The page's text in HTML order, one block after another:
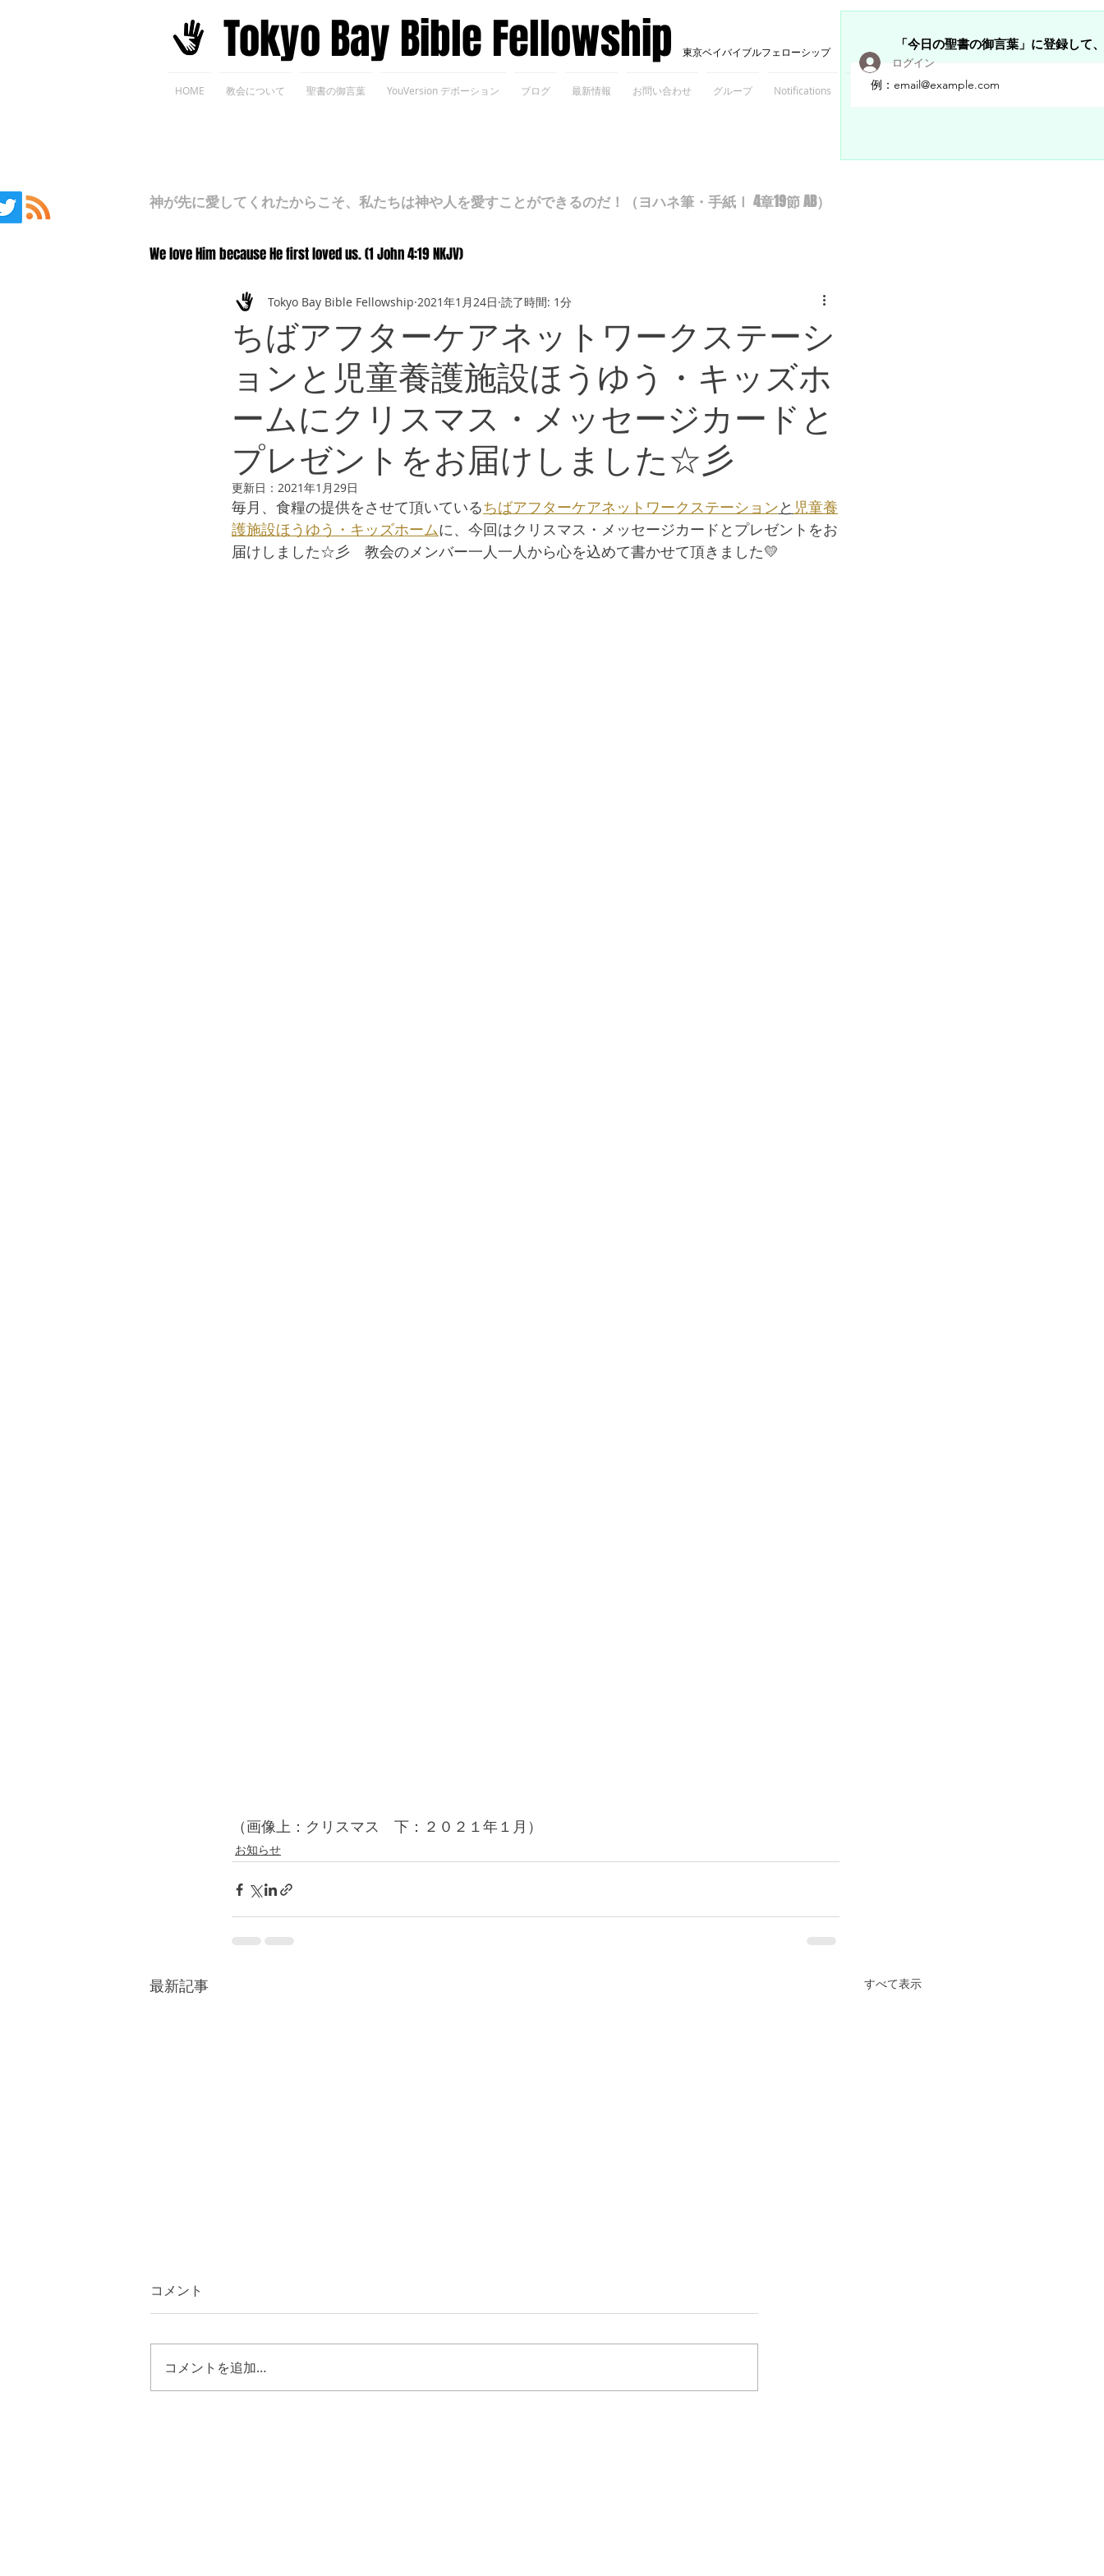
​Tokyo Bay Bible Fellowship 東京ベイバイブルフェローシップ
HOME 教会について 聖書の御言葉 YouVersion デボーション ブログ 最新情報 お問い合わせ グループ Notifications Members
「今日の聖書の御言葉」に登録して
ログイン
神が先に愛してくれたからこそ、私たちは神や人を愛すことができるのだ！（ヨハネ筆・手紙Ⅰ 4章19節 AB）
We love Him because He first loved us. (1 John 4:19 NKJV)
ちばアフターケアネットワークステーシ
ョンと児童養護施設ほうゆう・キッズホ
ームにクリスマス・メッセージカードと
プレゼントをお届けしました☆彡
Tokyo Bay Bible Fellowship 2021年1月24日 読了時間: 1分
更新日： 2021年1月29日
毎月、食糧の提供をさせて頂いているちばアフターケアネットワークステーションと 児童養
護施設ほうゆう・キッズホームに、今回はクリスマス・メッセージカードとプレゼントをお
届けしました☆彡　教会のメンバー一人一人から心を込めて書かせて頂きました💛
（画像上：クリスマス　下：２０２１年１月）
お知らせ
最新記事 すべて表示
コメント
コメントを追加…